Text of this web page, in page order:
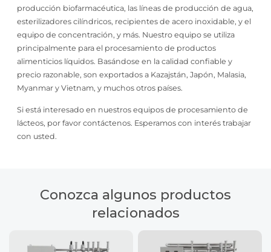
producción biofarmacéutica, las líneas de producción de agua,
esterilizadores cilíndricos, recipientes de acero inoxidable, y el
equipo de concentración, y más. Nuestro equipo se utiliza
principalmente para el procesamiento de productos
alimenticios líquidos. Basándose en la calidad confiable y
precio razonable, son exportados a Kazajstán, Japón, Malasia,
Myanmar y Vietnam, y muchos otros países.
Si está interesado en nuestros equipos de procesamiento de
lácteos, por favor contáctenos. Esperamos con interés trabajar
con usted.
Conozca algunos productos
relacionados